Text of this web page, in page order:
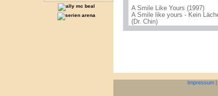
A Smile Like Yours (1997)
A Smile like yours - Kein
(Dr. Chin)
Impressum |